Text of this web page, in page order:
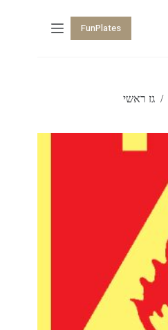
FunPlates
/ גז ראשי